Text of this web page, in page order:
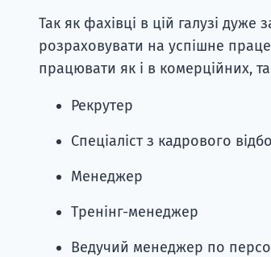
Так як фахівці в цій галузі
розраховувати на успішне
працювати як і в комерційних,
Рекрутер
Спеціаліст з кадрового
Менеджер
Тренінг-менеджер
Ведучий менеджер по